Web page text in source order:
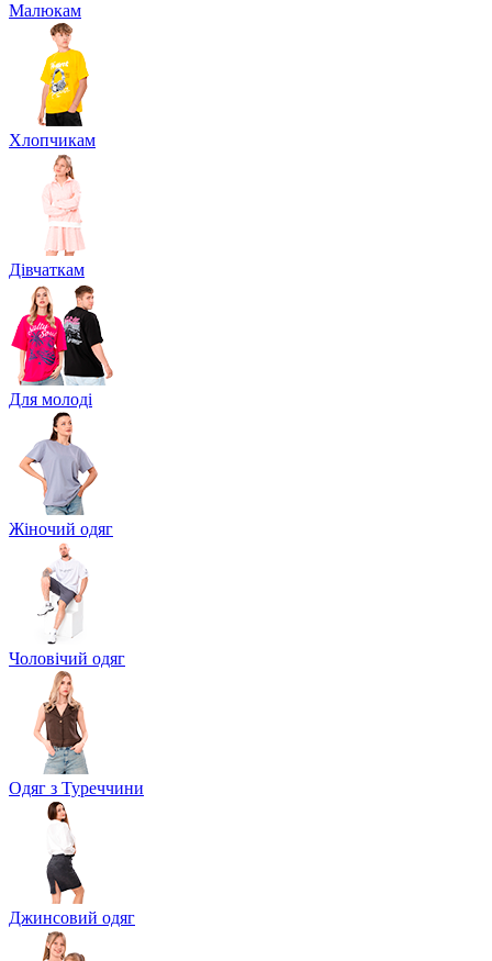
Малюкам
Хлопчикам
Дівчаткам
Для молоді
Жіночий одяг
Чоловічий одяг
Одяг з Туреччини
Джинсовий одяг